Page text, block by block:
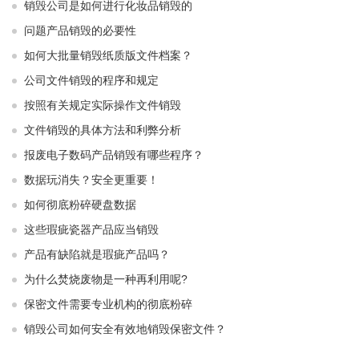
销毁公司是如何进行化妆品销毁的
问题产品销毁的必要性
如何大批量销毁纸质版文件档案？
公司文件销毁的程序和规定
按照有关规定实际操作文件销毁
文件销毁的具体方法和利弊分析
报废电子数码产品销毁有哪些程序？
数据玩消失？安全更重要！
如何彻底粉碎硬盘数据
这些瑕疵瓷器产品应当销毁
产品有缺陷就是瑕疵产品吗？
为什么焚烧废物是一种再利用呢?
保密文件需要专业机构的彻底粉碎
销毁公司如何安全有效地销毁保密文件？